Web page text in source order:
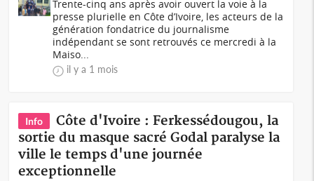
Trente-cinq ans après avoir ouvert la voie à la
presse plurielle en Côte d’Ivoire, les acteurs de la
génération fondatrice du journalisme
indépendant se sont retrouvés ce mercredi à la
Maiso...
il y a 1 mois
Info
Côte d'Ivoire : Ferkessédougou, la
sortie du masque sacré Godal paralyse la
ville le temps d'une journée
exceptionnelle